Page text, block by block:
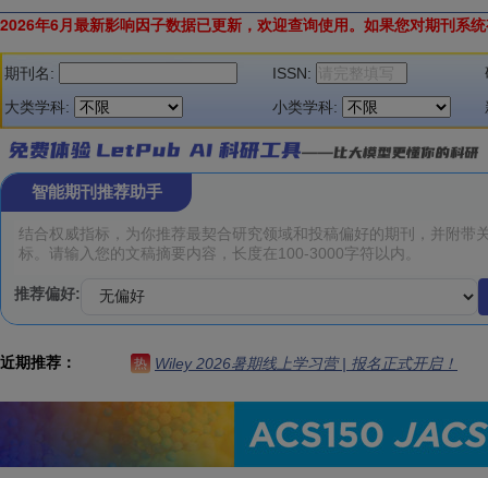
2026年6月最新影响因子数据已更新，欢迎查询使用。 如果您对期刊系
期刊名: ISSN:
大类学科:
小类学科:
智能期刊推荐助手
推荐偏好:
近期推荐： 热 Wiley 2026暑期线上学习营 | 报名正式开启！